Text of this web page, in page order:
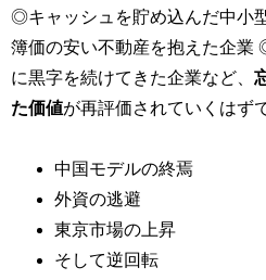
◎キャッシュを貯め込んだ中小
簿価の安い不動産を抱えた企業
に黒字を続けてきた企業など、
た価値が再評価されていくはず
中国モデルの終焉
外資の逃避
東京市場の上昇
そして逆回転